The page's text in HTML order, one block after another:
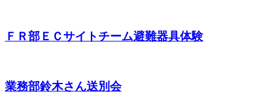
ＦＲ部ＥＣサイトチーム避難器具体験
業務部鈴木さん送別会